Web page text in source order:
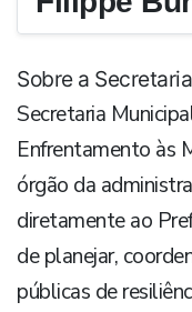
Sobre a Secretaria
Secretaria
Enfrentamento às
órgão da
diretamente ao
de planejar,
públicas de